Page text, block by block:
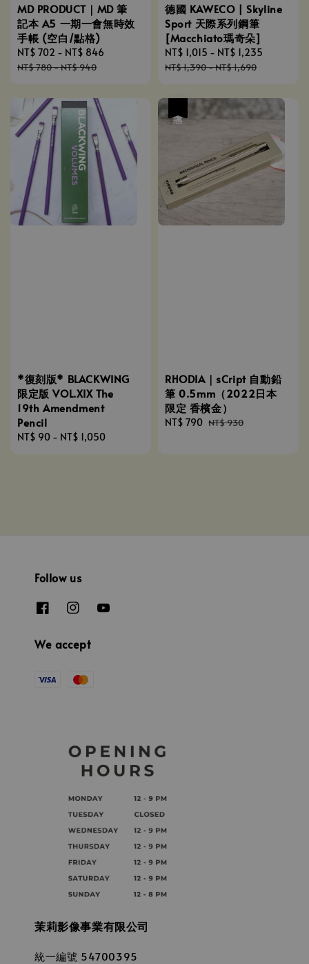
MD PRODUCT｜MD 筆
記本 A5 一期一會無時效
手帳 (空白/點格)
Sale
price
NT$ 702 - NT$ 846
NT$ 780-NT$ 940
德國 KAWECO | Skyline
Sport 天際系列鋼筆
[Macchiato瑪奇朵]
Sale
price
NT$ 1,015 - NT$ 1,235
NT$ 1,390-NT$ 1,690
*復刻版* BLACKWING
限定版 VOL.XIX The
19th Amendment
Pencil
Regular
NT$ 90 - NT$ 1,050
RHODIA｜sCript 自動鉛
筆 0.5mm（2022日本
限定 香檳金）
Sale
NT$ 790 Regular
NT$ 930
Follow us
We accept
茉莉影像事業有限公司
統一編號 54700395